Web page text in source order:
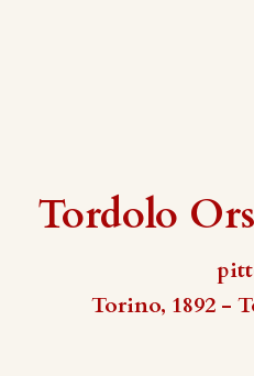
Tordolo
Torino, 1892 -